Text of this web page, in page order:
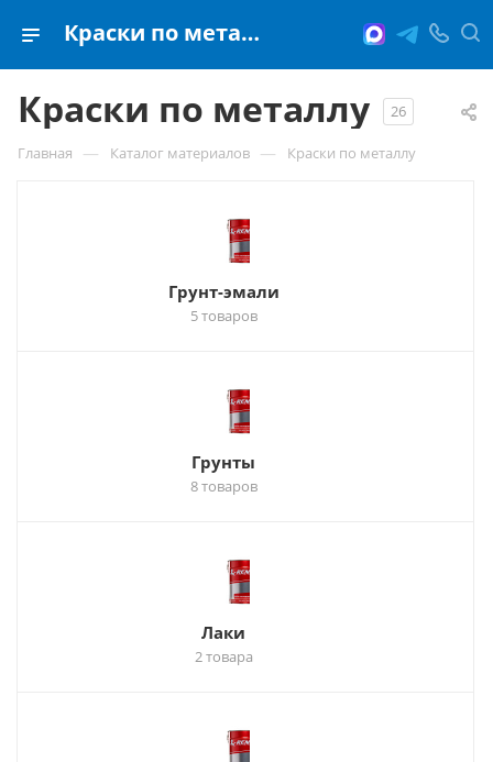
Краски по металлу
Краски по металлу 26
Главная — Каталог материалов — Краски по металлу
Грунт-эмали
5 товаров
Грунты
8 товаров
Лаки
2 товара